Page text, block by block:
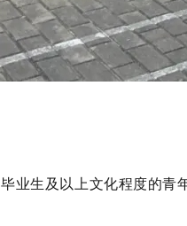
业生及以上文化程度的青